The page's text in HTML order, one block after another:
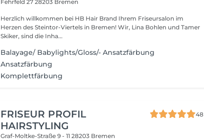
Fehrfeld 2728203 Bremen
Herzlich willkommen bei HB Hair Brand Ihrem Friseursalon im
Herzen des Steintor-Viertels in Bremen! Wir, Lina Bohlen und Tamer
Skiker, sind die Inha...
Balayage/ Babylights/Gloss/- Ansatzfärbung
Ansatzfärbung
Komplettfärbung
FRISEUR PROFIL
HAIRSTYLING
48
Graf-Moltke-Straße 9 - 1128203 Bremen